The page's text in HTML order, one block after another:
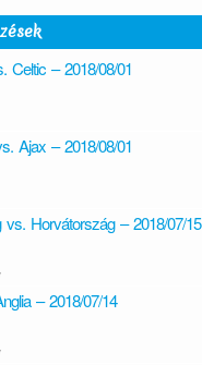
Celtic – 2018/08/01
Ajax – 2018/08/01
vs. Horvátország – 2018/07/15
– 2018/07/14